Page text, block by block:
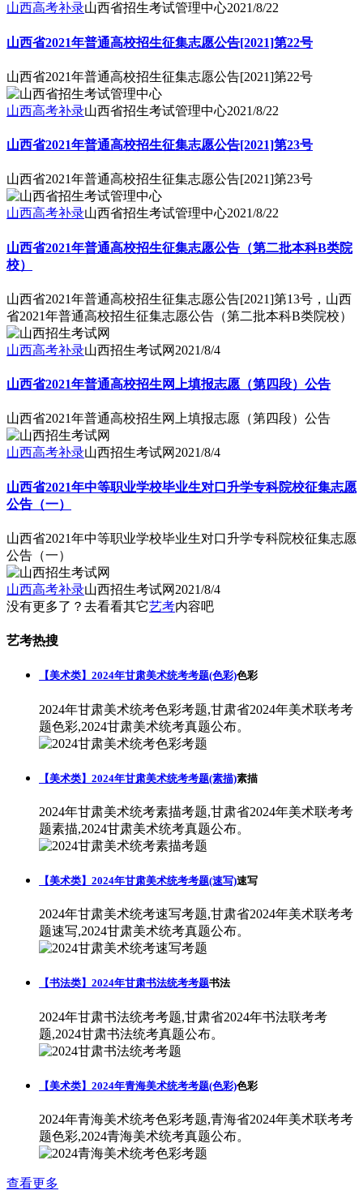
山西高考补录山西省招生考试管理中心2021/8/22
山西省2021年普通高校招生征集志愿公告[2021]第22号
山西省2021年普通高校招生征集志愿公告[2021]第22号
山西高考补录山西省招生考试管理中心2021/8/22
山西省2021年普通高校招生征集志愿公告[2021]第23号
山西省2021年普通高校招生征集志愿公告[2021]第23号
山西高考补录山西省招生考试管理中心2021/8/22
山西省2021年普通高校招生征集志愿公告（第二批本科B类院
校）
山西省2021年普通高校招生征集志愿公告[2021]第13号，山西
省2021年普通高校招生征集志愿公告（第二批本科B类院校）
山西高考补录山西招生考试网 2021/8/4
山西省2021年普通高校招生网上填报志愿（第四段）公告
山西省2021年普通高校招生网上填报志愿（第四段）公告
山西高考补录山西招生考试网2021/8/4
山西省2021年中等职业学校毕业生对口升学专科院校征集志愿
公告（一）
山西省2021年中等职业学校毕业生对口升学专科院校征集志愿
公告（一）
山西高考补录山西招生考试网 2021/8/4
没有更多了？去看看其它艺考内容吧
艺考热搜
【美术类】2024年甘肃美术统考考题(色彩)色彩
2024年甘肃美术统考色彩考题,甘肃省2024年美术联考考
题色彩,2024甘肃美术统考真题公布。
【美术类】2024年甘肃美术统考考题(素描)素描
2024年甘肃美术统考素描考题,甘肃省2024年美术联考考
题素描,2024甘肃美术统考真题公布。
【美术类】2024年甘肃美术统考考题(速写)速写
2024年甘肃美术统考速写考题,甘肃省2024年美术联考考
题速写,2024甘肃美术统考真题公布。
【书法类】2024年甘肃书法统考考题书法
2024年甘肃书法统考考题,甘肃省2024年书法联考考
题,2024甘肃书法统考真题公布。
【美术类】2024年青海美术统考考题(色彩)色彩
2024年青海美术统考色彩考题,青海省2024年美术联考考
题色彩,2024青海美术统考真题公布。
查看更多